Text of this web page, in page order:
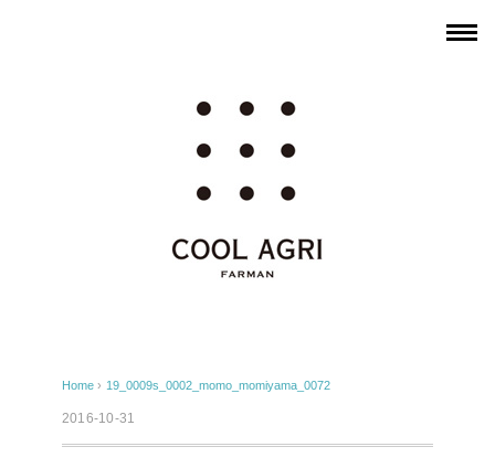
Home › 19_0009s_0002_momo_momiyama_0072
2016-10-31